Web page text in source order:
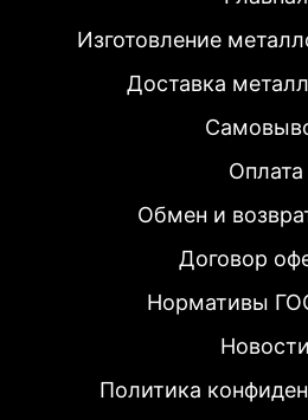
Изготовление
Доставка
Оплата
Обмен и
Договор
Нормативы
Новости
Политика